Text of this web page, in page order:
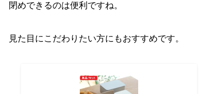
閉めできるのは便利ですね。
見た目にこだわりたい方にもおすすめです。